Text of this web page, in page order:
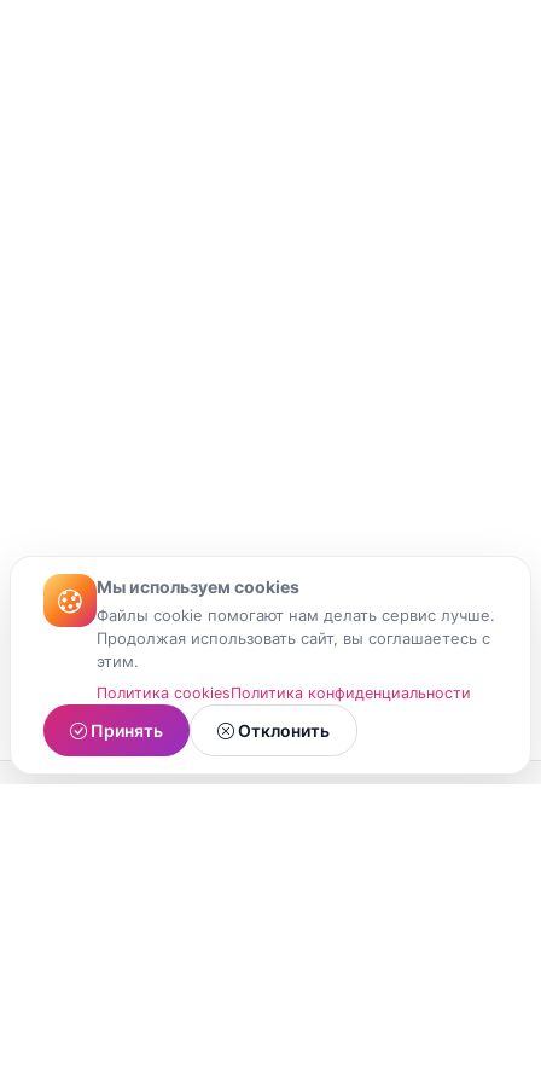
Мы используем cookies
Файлы cookie помогают нам делать сервис лучше.
Продолжая использовать сайт, вы соглашаетесь с
этим.
Политика cookiesПолитика конфиденциальности
Принять Отклонить